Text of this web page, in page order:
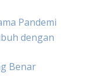
Pandemi
dengan
Benar